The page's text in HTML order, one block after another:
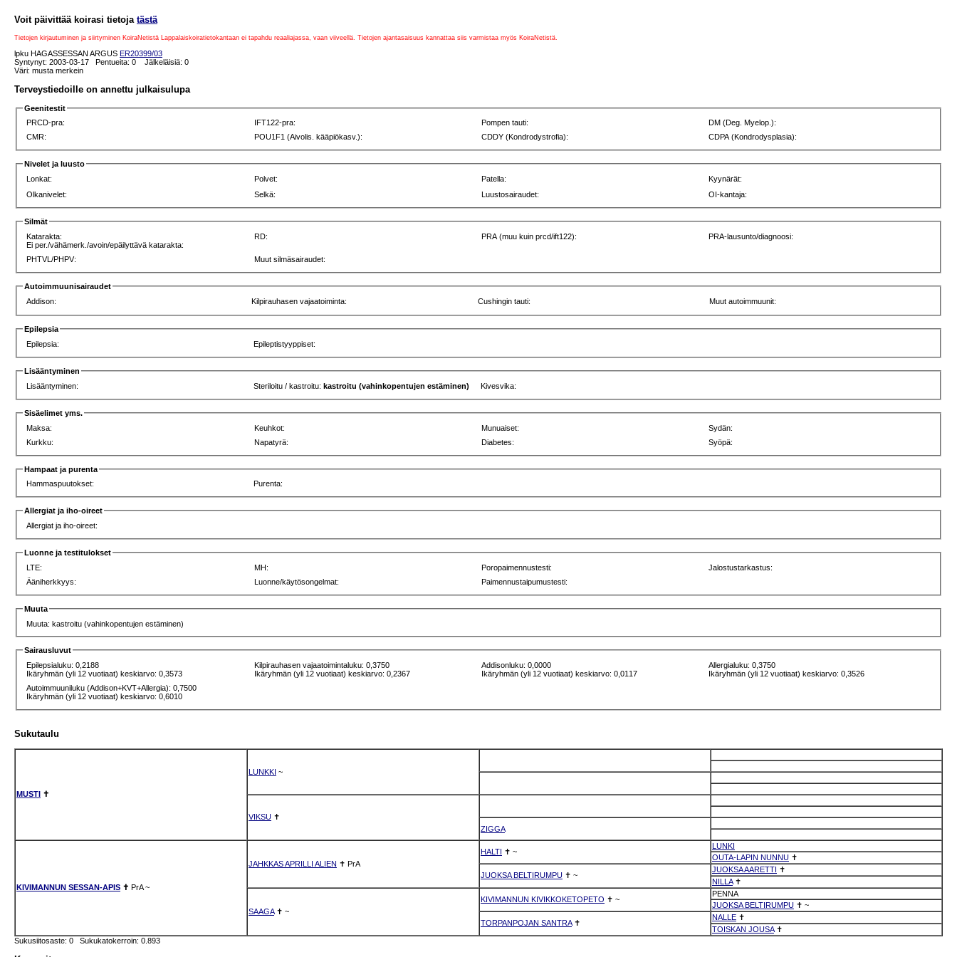
Voit päivittää koirasi tietoja tästä
Tietojen kirjautuminen ja siirtyminen KoiraNetistä Lappalaiskoiratietokantaan ei tapahdu reaaliajassa, vaan viiveellä. Tietojen ajantasaisuus kannattaa siis varmistaa myös KoiraNetistä.
lpku HAGASSESSAN ARGUS ER20399/03
Syntynyt: 2003-03-17 Pentueita: 0 Jälkeläisiä: 0
Väri: musta merkein
Terveystiedoille on annettu julkaisulupa
Geenitestit
PRCD-pra:
IFT122-pra: Pompen tauti:
DM (Deg. Myelop.):
CMR:
POU1F1 (Aivolis. kääpiökasv.): CDDY (Kondrodystrofia): CDPA (Kondrodysplasia):
Nivelet ja luusto
Lonkat:
Polvet: Patella:
Kyynärät:
Olkanivelet:
Selkä: Luustosairaudet: OI-kantaja:
Silmät
Katarakta:
Ei per./vähämerk./avoin/epäilyttävä katarakta:
RD: PRA (muu kuin prcd/ift122): PRA-lausunto/diagnoosi:
PHTVL/PHPV: Muut silmäsairaudet:
Autoimmuunisairaudet
Addison:
Kilpirauhasen vajaatoiminta: Cushingin tauti: Muut autoimmuunit:
Epilepsia
Epilepsia:
Epileptistyyppiset:
Lisääntyminen
Lisääntyminen:
Steriloitu / kastroitu:kastroitu (vahinkopentujen estäminen) Kivesvika:
Sisäelimet yms.
Maksa:
Keuhkot: Munuaiset:
Sydän:
Kurkku:
Napatyrä: Diabetes: Syöpä:
Hampaat ja purenta
Hammaspuutokset:
Purenta:
Allergiat ja iho-oireet
Allergiat ja iho-oireet:
Luonne ja testitulokset
LTE:
MH: Poropaimennustesti:
Jalostustarkastus:
Ääniherkkyys:
Luonne/käytösongelmat: Paimennustaipumustesti:
Muuta
Muuta: kastroitu (vahinkopentujen estäminen)
Sairausluvut
Epilepsialuku: 0,2188
Ikäryhmän (yli 12 vuotiaat) keskiarvo: 0,3573
Kilpirauhasen vajaatoimintaluku: 0,3750
Ikäryhmän (yli 12 vuotiaat) keskiarvo: 0,2367
Addisonluku: 0,0000
Ikäryhmän (yli 12 vuotiaat) keskiarvo: 0,0117
Allergialuku: 0,3750
Ikäryhmän (yli 12 vuotiaat) keskiarvo: 0,3526
Autoimmuuniluku (Addison+KVT+Allergia): 0,7500
Ikäryhmän (yli 12 vuotiaat) keskiarvo: 0,6010
Sukutaulu
MUSTI ✝
LUNKKI ~
VIKSU ✝
ZIGGA
KIVIMANNUN SESSAN-APIS ✝ PrA ~
JAHKKAS APRILLI ALIEN ✝ PrA
HALTI ✝ ~
LUNKI
OUTA-LAPIN NUNNU ✝
JUOKSA BELTIRUMPU ✝ ~
JUOKSA AARETTI ✝
NILLA✝
SAAGA✝ ~
KIVIMANNUN KIVIKKOKETOPETO ✝ ~
PENNA
JUOKSA BELTIRUMPU ✝ ~
TORPANPOJAN SANTRA✝
NALLE ✝
TOISKAN JOUSA✝
Sukusiitosaste: 0 Sukukatokerroin: 0.893